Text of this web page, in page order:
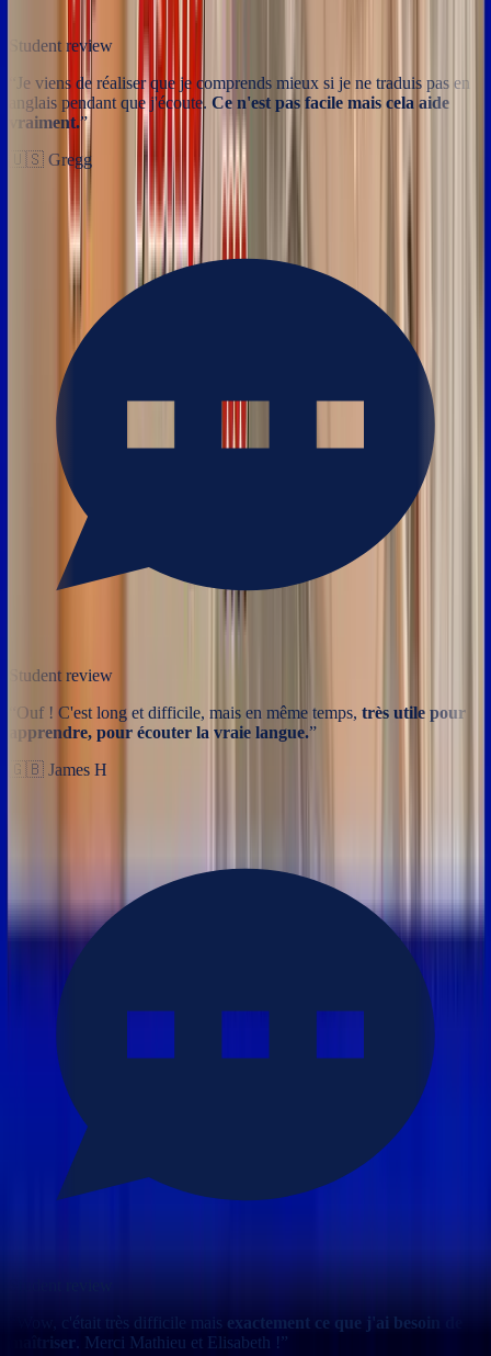
Student review
Je viens de réaliser que je comprends mieux si je ne traduis pas en
anglais pendant que j'écoute. Ce n'est pas facile mais cela aide
vraiment.”
🇺🇸 Gregg
Student review
Ouf ! C'est long et difficile, mais en même temps, très utile pour
apprendre, pour écouter la vraie langue.”
🇬🇧 James H
Wow, c'était très difficile mais exactement ce que j'ai besoin de
maîtriser
. Merci Mathieu et Elisabeth !”